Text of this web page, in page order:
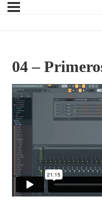
04 –